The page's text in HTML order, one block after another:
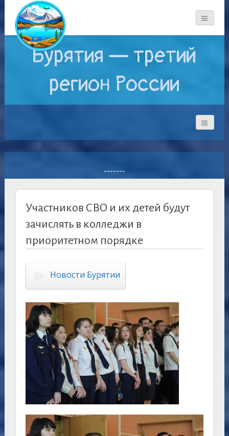
Бурятия — третий
регион России
-------
Участников СВО и их детей будут
зачислять в колледжи в
приоритетном порядке
Новости Бурятии